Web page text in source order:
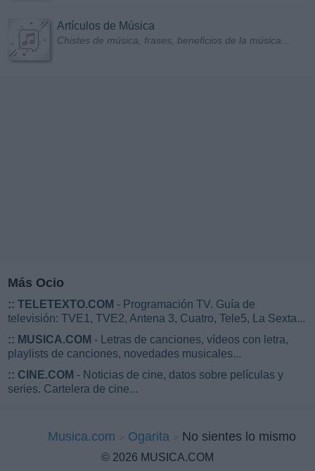
Artículos de Música
Chistes de música, frases, beneficios de la música...
Más Ocio
:: TELETEXTO.COM - Programación TV. Guía de
televisión: TVE1, TVE2, Antena 3, Cuatro, Tele5, La Sexta...
:: MUSICA.COM - Letras de canciones, vídeos con letra,
playlists de canciones, novedades musicales...
:: CINE.COM - Noticias de cine, datos sobre películas y
series. Cartelera de cine...
Musica.com Ogarita No sientes lo mismo
© 2026 MUSICA.COM